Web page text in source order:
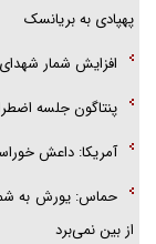
پهپادی به بریانسک
افزایش شمار شهدای غزه به ۷۳
پنتاگون جلسه
آمریکا: داعش
حماس: یورش به
از بین نمی‌برد